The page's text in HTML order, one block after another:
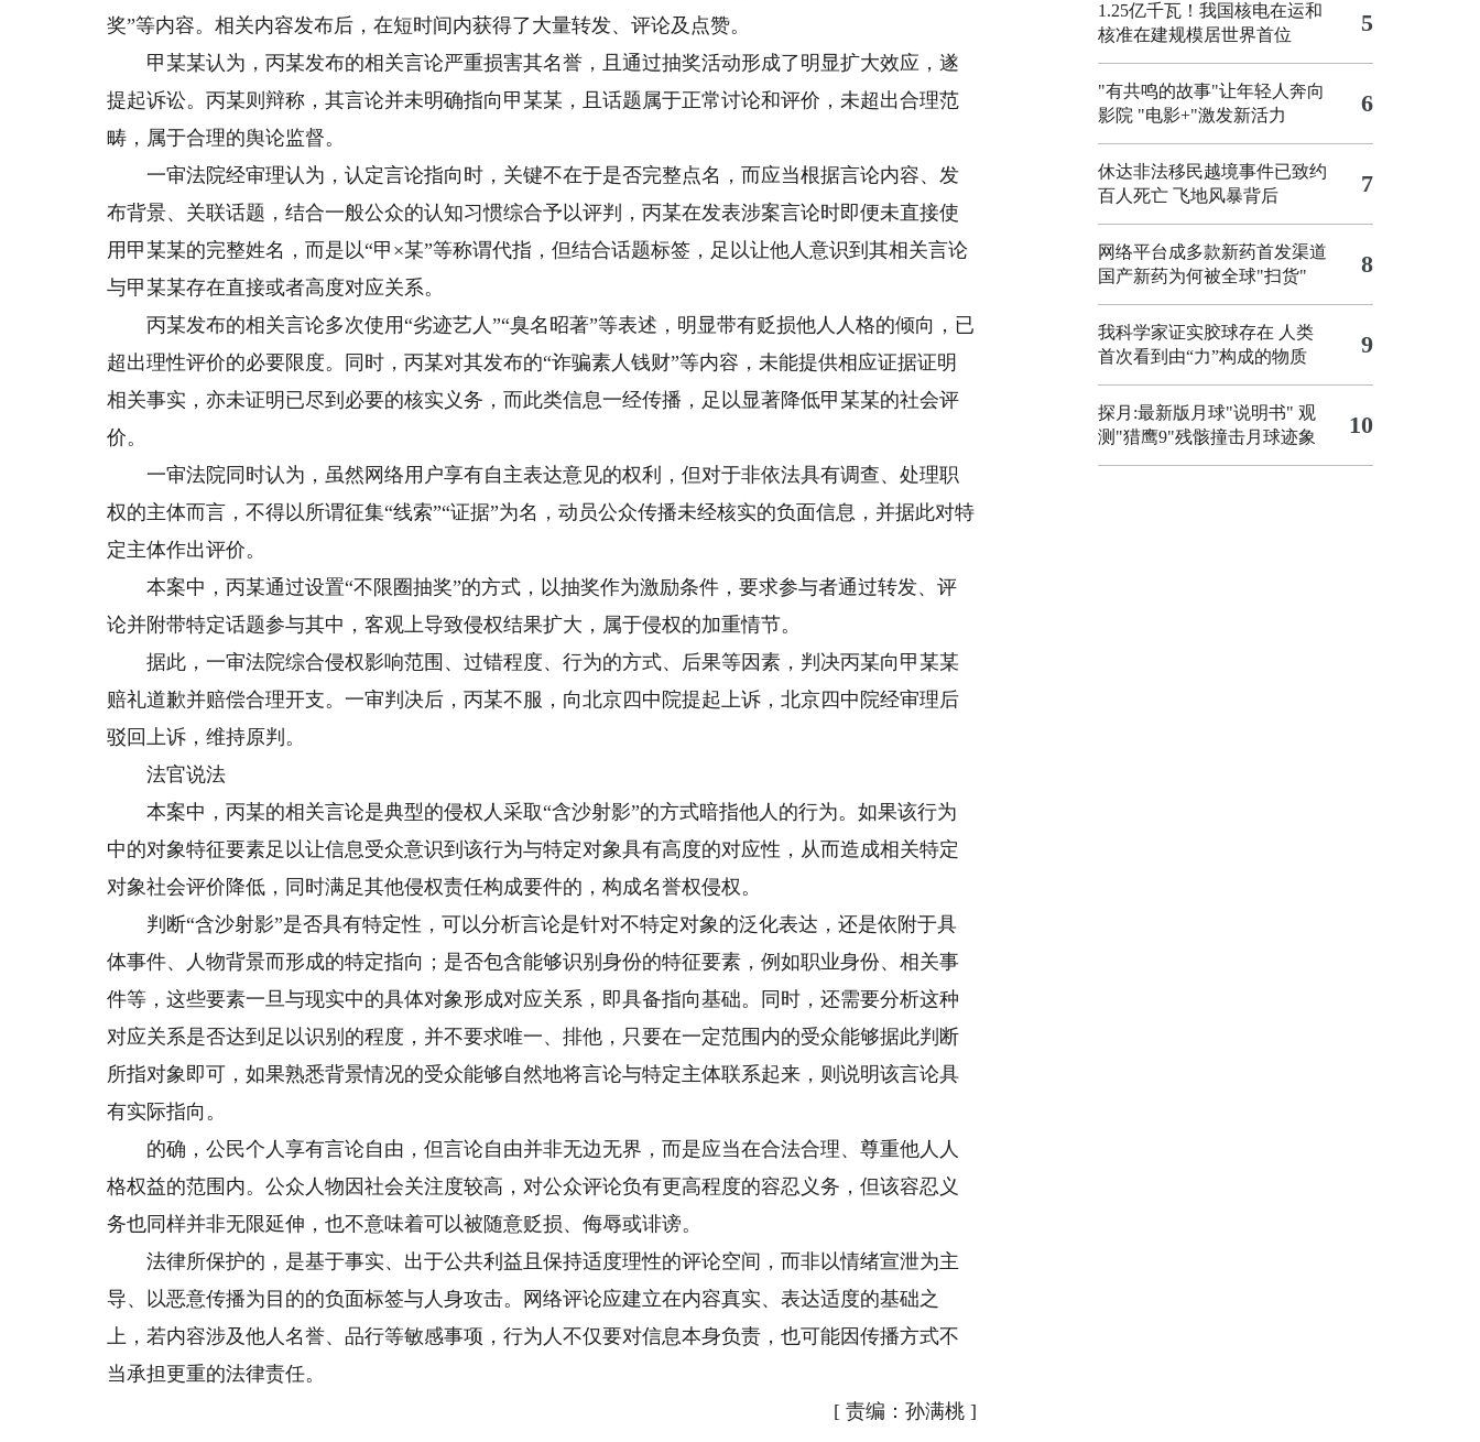
奖”等内容。相关内容发布后，在短时间内获得了大量转发、评论及点赞。
甲某某认为，丙某发布的相关言论严重损害其名誉，且通过抽奖活动形成了明显扩大效应，遂
提起诉讼。丙某则辩称，其言论并未明确指向甲某某，且话题属于正常讨论和评价，未超出合理范
畴，属于合理的舆论监督。
一审法院经审理认为，认定言论指向时，关键不在于是否完整点名，而应当根据言论内容、发
布背景、关联话题，结合一般公众的认知习惯综合予以评判，丙某在发表涉案言论时即便未直接使
用甲某某的完整姓名，而是以“甲×某”等称谓代指，但结合话题标签，足以让他人意识到其相关言论
与甲某某存在直接或者高度对应关系。
丙某发布的相关言论多次使用“劣迹艺人”“臭名昭著”等表述，明显带有贬损他人人格的倾向，已
超出理性评价的必要限度。同时，丙某对其发布的“诈骗素人钱财”等内容，未能提供相应证据证明
相关事实，亦未证明已尽到必要的核实义务，而此类信息一经传播，足以显著降低甲某某的社会评
价。
一审法院同时认为，虽然网络用户享有自主表达意见的权利，但对于非依法具有调查、处理职
权的主体而言，不得以所谓征集“线索”“证据”为名，动员公众传播未经核实的负面信息，并据此对特
定主体作出评价。
本案中，丙某通过设置“不限圈抽奖”的方式，以抽奖作为激励条件，要求参与者通过转发、评
论并附带特定话题参与其中，客观上导致侵权结果扩大，属于侵权的加重情节。
据此，一审法院综合侵权影响范围、过错程度、行为的方式、后果等因素，判决丙某向甲某某
赔礼道歉并赔偿合理开支。一审判决后，丙某不服，向北京四中院提起上诉，北京四中院经审理后
驳回上诉，维持原判。
法官说法
本案中，丙某的相关言论是典型的侵权人采取“含沙射影”的方式暗指他人的行为。如果该行为
中的对象特征要素足以让信息受众意识到该行为与特定对象具有高度的对应性，从而造成相关特定
对象社会评价降低，同时满足其他侵权责任构成要件的，构成名誉权侵权。
判断“含沙射影”是否具有特定性，可以分析言论是针对不特定对象的泛化表达，还是依附于具
体事件、人物背景而形成的特定指向；是否包含能够识别身份的特征要素，例如职业身份、相关事
件等，这些要素一旦与现实中的具体对象形成对应关系，即具备指向基础。同时，还需要分析这种
对应关系是否达到足以识别的程度，并不要求唯一、排他，只要在一定范围内的受众能够据此判断
所指对象即可，如果熟悉背景情况的受众能够自然地将言论与特定主体联系起来，则说明该言论具
有实际指向。
的确，公民个人享有言论自由，但言论自由并非无边无界，而是应当在合法合理、尊重他人人
格权益的范围内。公众人物因社会关注度较高，对公众评论负有更高程度的容忍义务，但该容忍义
务也同样并非无限延伸，也不意味着可以被随意贬损、侮辱或诽谤。
法律所保护的，是基于事实、出于公共利益且保持适度理性的评论空间，而非以情绪宣泄为主
导、以恶意传播为目的的负面标签与人身攻击。网络评论应建立在内容真实、表达适度的基础之
上，若内容涉及他人名誉、品行等敏感事项，行为人不仅要对信息本身负责，也可能因传播方式不
当承担更重的法律责任。
[ 责编：孙满桃 ]
1.25亿千瓦！我国核电在运和
核准在建规模居世界首位
5
"有共鸣的故事"让年轻人奔向
影院 "电影+"激发新活力 6
休达非法移民越境事件已致约
百人死亡 飞地风暴背后 7
网络平台成多款新药首发渠道
国产新药为何被全球"扫货"
8
我科学家证实胶球存在 人类
首次看到由“力”构成的物质
9
探月:最新版月球"说明书" 观
测"猎鹰9"残骸撞击月球迹象
10